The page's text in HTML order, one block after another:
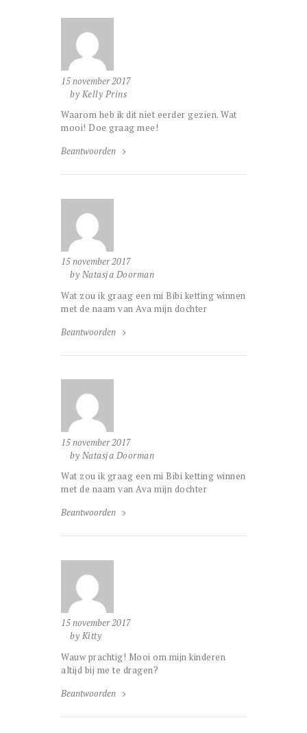
15 november 2017
by Kelly Prins
Waarom heb ik dit niet eerder gezien. Wat
mooi! Doe graag mee!
Beantwoorden
15 november 2017
by Natasja Doorman
Wat zou ik graag een mi Bibi ketting winnen
met de naam van Ava mijn dochter
Beantwoorden
15 november 2017
by Natasja Doorman
Wat zou ik graag een mi Bibi ketting winnen
met de naam van Ava mijn dochter
Beantwoorden
15 november 2017
by Kitty
Wauw prachtig! Mooi om mijn kinderen
altijd bij me te dragen?
Beantwoorden